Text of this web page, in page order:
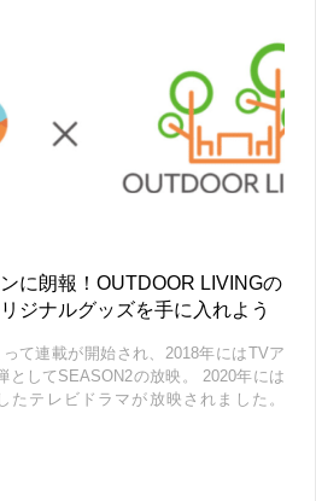
に朗報！OUTDOOR LIVINGの
ジナルグッズを手に入れよう
て連載が開始され、2018年にはTVア
としてSEASON2の放映。 2020年には
たテレビドラマが放映されました。